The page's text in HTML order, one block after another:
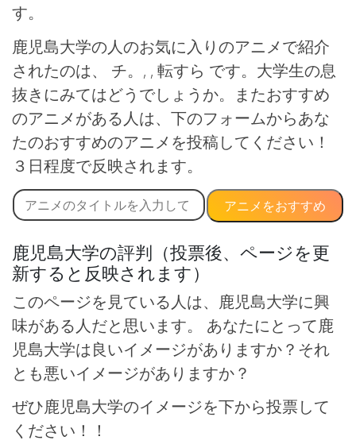
す。
鹿児島大学の人のお気に入りのアニメで紹介
されたのは、 チ。, , 転すら です。大学生の息
抜きにみてはどうでしょうか。またおすすめ
のアニメがある人は、下のフォームからあな
たのおすすめのアニメを投稿してください！
３日程度で反映されます。
アニメをおすすめ
鹿児島大学の評判（投票後、ページを更
新すると反映されます）
このページを見ている人は、鹿児島大学に興
味がある人だと思います。 あなたにとって鹿
児島大学は良いイメージがありますか？それ
とも悪いイメージがありますか？
ぜひ鹿児島大学のイメージを下から投票して
ください！！